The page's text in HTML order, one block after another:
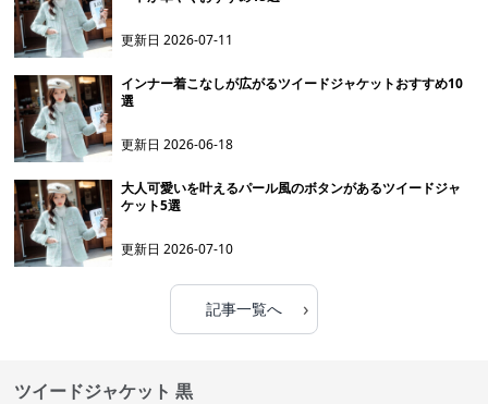
更新日2026-07-11
インナー着こなしが広がるツイードジャケットおすすめ10
選
更新日2026-06-18
大人可愛いを叶えるパール風のボタンがあるツイードジャ
ケット5選
更新日2026-07-10
記事一覧へ ›
ツイードジャケット 黒